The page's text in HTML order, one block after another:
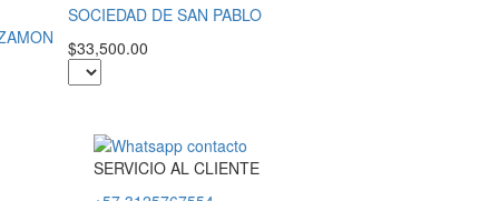
SOCIEDAD DE SAN PABLO
$33,500.00
SERVICIOAL CLIENTE